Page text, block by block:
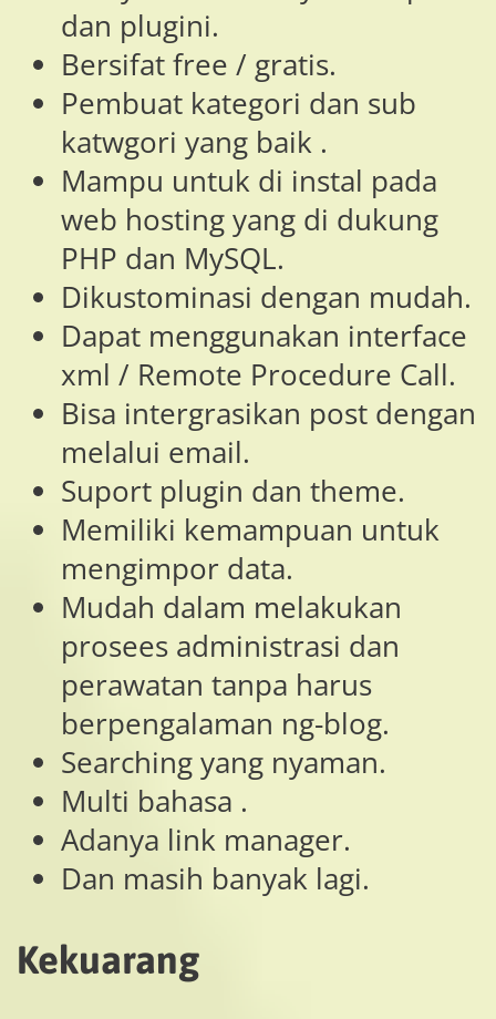
dan plugini.
Bersifat free / gratis.
Pembuat kategori dan sub
katwgori yang baik .
Mampu untuk di instal pada
web hosting yang di dukung
PHP dan MySQL.
Dikustominasi dengan mudah.
Dapat menggunakan interface
xml / Remote Procedure Call.
Bisa intergrasikan post dengan
melalui email.
Suport plugin dan theme.
Memiliki kemampuan untuk
mengimpor data.
Mudah dalam melakukan
prosees administrasi dan
perawatan tanpa harus
berpengalaman ng-blog.
Searching yang nyaman.
Multi bahasa .
Adanya link manager.
Dan masih banyak lagi.
Kekuarang